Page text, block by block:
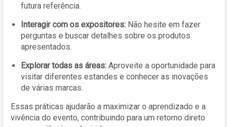
futura referência.
Interagir com os expositores: Não hesite em fazer
perguntas e buscar detalhes sobre os produtos
apresentados.
Explorar todas as áreas: Aproveite a oportunidade para
visitar diferentes estandes e conhecer as inovações
de várias marcas.
Essas práticas ajudarão a maximizar o aprendizado e a
vivência do evento, contribuindo para um retorno direto